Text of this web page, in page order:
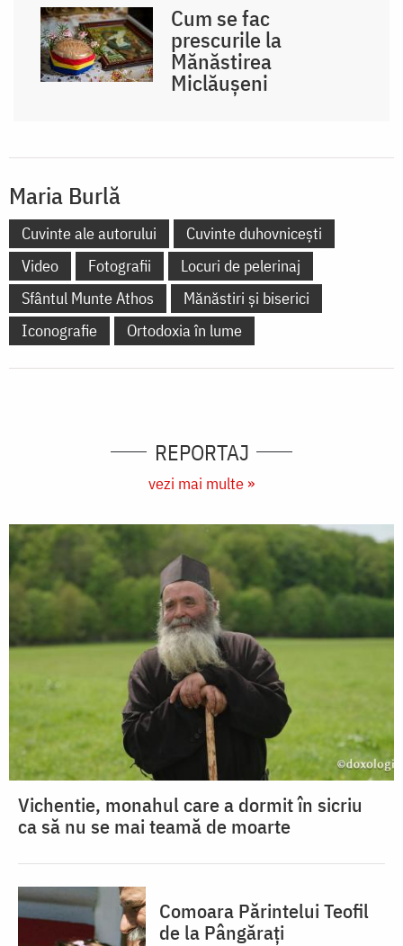
Cum se fac
prescurile la
Mănăstirea
Miclăușeni
Maria Burlă
Cuvinte ale autorului
Cuvinte duhovnicești
Video
Fotografii
Locuri de pelerinaj
Sfântul Munte Athos
Mănăstiri și biserici
Iconografie
Ortodoxia în lume
REPORTAJ
vezi mai multe »
Vichentie, monahul care a dormit în sicriu
ca să nu se mai teamă de moarte
Comoara Părintelui Teofil
de la Pângărați